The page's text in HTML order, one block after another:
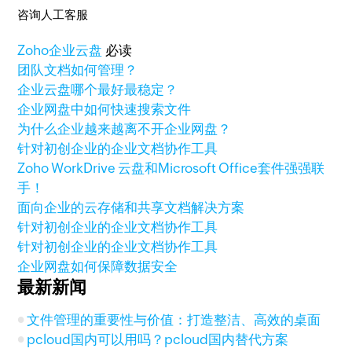
咨询人工客服
Zoho企业云盘 必读
团队文档如何管理？
企业云盘哪个最好最稳定？
企业网盘中如何快速搜索文件
为什么企业越来越离不开企业网盘？
针对初创企业的企业文档协作工具
Zoho WorkDrive 云盘和Microsoft Office套件强强联
手！
面向企业的云存储和共享文档解决方案
针对初创企业的企业文档协作工具
针对初创企业的企业文档协作工具
企业网盘如何保障数据安全
最新新闻
文件管理的重要性与价值：打造整洁、高效的桌面
pcloud国内可以用吗？pcloud国内替代方案